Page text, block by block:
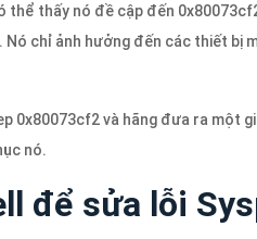
thể thấy nó đề cập đến
chỉ ảnh hưởng đến các thiết bị
0x80073cf2 và hãng đưa ra một
nó.
để sửa lỗi